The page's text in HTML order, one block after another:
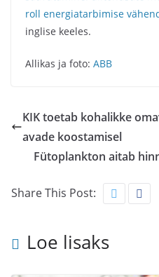
roll energiatarbimise
inglise keeles.
Allikas ja foto: ABB
KIK toetab kohalikke
avade koostamisel
Fütoplankton aitab
Share This Post:
Loe lisaks